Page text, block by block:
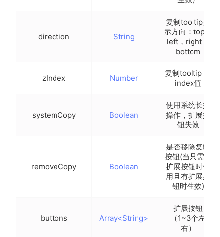
direction String
复制tooltip显
示方向：top，
left，right，
bottom
zIndex Number
复制tooltip z-
index值
systemCopy Boolean
使用系统长按
操作，扩展按
钮失效
removeCopy Boolean
是否移除复制
按钮(当只需要
扩展按钮时使
用且有扩展按
钮时生效)
buttons Array<String>
扩展按钮
（1~3个左
右）